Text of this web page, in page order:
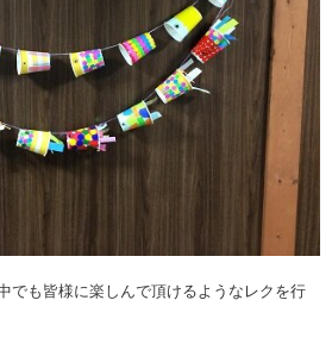
でも皆様に楽しんで頂けるようなレクを行